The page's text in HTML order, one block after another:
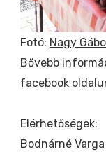
Fotó: Nagy
Bővebb
facebook
Elérhetőségek:
Bodnárné